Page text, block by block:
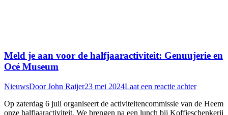
Meld je aan voor de halfjaaractiviteit: Genuujerie en
Océ Museum
NieuwsDoorJohn Raijer23 mei 2024Laat een reactie achter
Op zaterdag 6 juli organiseert de activiteitencommissie van de Heem
onze halfjaaractiviteit. We brengen na een lunch bij Koffieschenkerij